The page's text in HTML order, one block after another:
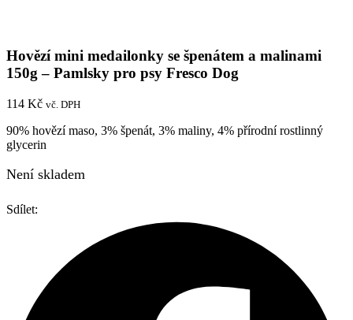
Hovězí mini medailonky se špenátem a malinami
150g – Pamlsky pro psy Fresco Dog
114 Kč vč. DPH
90% hovězí maso, 3% špenát, 3% maliny, 4% přírodní rostlinný
glycerin
Není skladem
Sdílet: